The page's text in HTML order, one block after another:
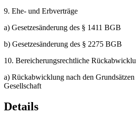
9. Ehe- und Erbverträge
a) Gesetzesänderung des § 1411 BGB
b) Gesetzesänderung des § 2275 BGB
10. Bereicherungsrechtliche
a) Rückabwicklung nach den
Gesellschaft
Details